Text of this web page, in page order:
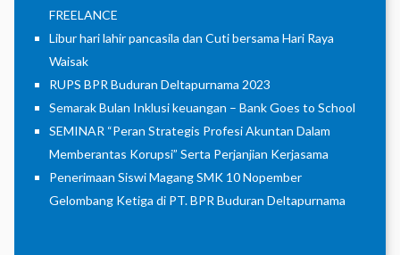
FREELANCE
Libur hari lahir pancasila dan Cuti bersama Hari Raya
Waisak
RUPS BPR Buduran Deltapurnama 2023
Semarak Bulan Inklusi keuangan – Bank Goes to School
SEMINAR “Peran Strategis Profesi Akuntan Dalam
Memberantas Korupsi” Serta Perjanjian Kerjasama
Penerimaan Siswi Magang SMK 10 Nopember
Gelombang Ketiga di PT. BPR Buduran Deltapurnama